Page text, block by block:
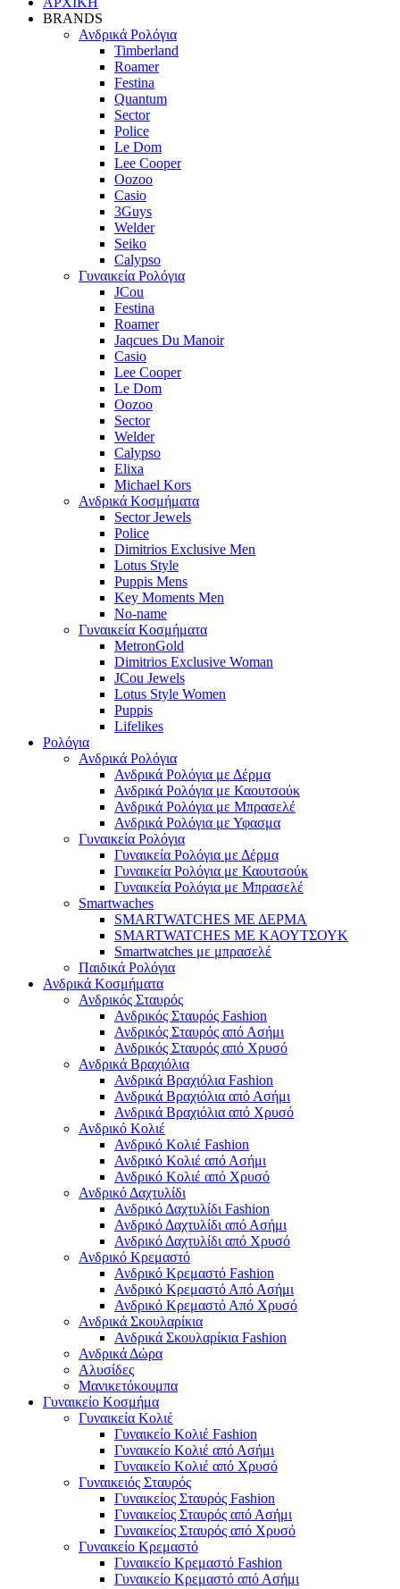
BRANDS
Ανδρικά Ρολόγια
Timberland
Roamer
Festina
Quantum
Sector
Police
Le Dom
Lee Cooper
Oozoo
Casio
3Guys
Welder
Seiko
Calypso
Γυναικεία Ρολόγια
JCou
Festina
Roamer
Jaqcues Du Manoir
Casio
Lee Cooper
Le Dom
Oozoo
Sector
Welder
Calypso
Elixa
Michael Kors
Ανδρικά Κοσμήματα
Sector Jewels
Police
Dimitrios Exclusive Men
Lotus Style
Puppis Mens
Key Moments Men
No-name
Γυναικεία Κοσμήματα
MetronGold
Dimitrios Exclusive Woman
JCou Jewels
Lotus Style Women
Puppis
Lifelikes
Ρολόγια
Ανδρικά Ρολόγια
Ανδρικά Ρολόγια με Δέρμα
Ανδρικά Ρολόγια με Καουτσούκ
Ανδρικά Ρολόγια με Μπρασελέ
Ανδρικά Ρολόγια με Υφασμα
Γυναικεία Ρολόγια
Γυναικεία Ρολόγια με Δέρμα
Γυναικεία Ρολόγια με Καουτσούκ
Γυναικεία Ρολόγια με Μπρασελέ
Smartwaches
SMARTWATCHES ΜΕ ΔΕΡΜΑ
SMARTWATCHES ΜΕ ΚΑΟΥΤΣΟΥΚ
Smartwatches με μπρασελέ
Παιδικά Ρολόγια
Ανδρικά Κοσμήματα
Ανδρικός Σταυρός
Ανδρικός Σταυρός Fashion
Ανδρικός Σταυρός από Ασήμι
Ανδρικός Σταυρός από Χρυσό
Ανδρικά Βραχιόλια
Ανδρικά Βραχιόλια Fashion
Ανδρικά Βραχιόλια από Ασήμι
Ανδρικά Βραχιόλια από Χρυσό
Ανδρικό Κολιέ
Ανδρικό Κολιέ Fashion
Ανδρικό Κολιέ από Ασήμι
Ανδρικό Κολιέ από Χρυσό
Ανδρικό Δαχτυλίδι
Ανδρικό Δαχτυλίδι Fashion
Ανδρικό Δαχτυλίδι από Ασήμι
Ανδρικό Δαχτυλίδι από Χρυσό
Ανδρικό Κρεμαστό
Ανδρικό Κρεμαστό Fashion
Ανδρικό Κρεμαστό Από Ασήμι
Ανδρικό Κρεμαστό Από Χρυσό
Ανδρικά Σκουλαρίκια
Ανδρικά Σκουλαρίκια Fashion
Ανδρικά Δώρα
Αλυσίδες
Μανικετόκουμπα
Γυναικείο Κοσμήμα
Γυναικεία Κολιέ
Γυναικείο Κολιέ Fashion
Γυναικείο Κολιέ από Ασήμι
Γυναικείο Κολιέ από Χρυσό
Γυναικειός Σταυρός
Γυναικείος Σταυρός Fashion
Γυναικείος Σταυρός από Ασήμι
Γυναικείος Σταυρός από Χρυσό
Γυναικείο Κρεμαστό
Γυναικείο Κρεμαστό Fashion
Γυναικείο Κρεμαστό από Ασήμι